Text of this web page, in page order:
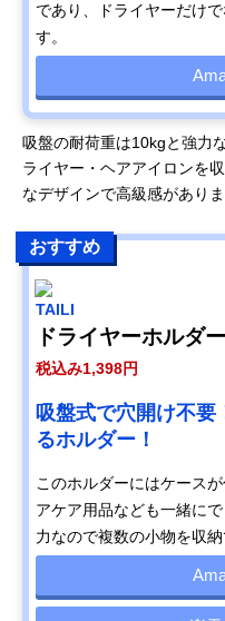
であり、ドライヤーだけ
す。
吸盤の耐荷重は10kgと強力
ライヤー・ヘアアイロンを
なデザインで高級感がありま
おすすめ
TAILI
ドライヤーホルダー
税込み1,398円
吸盤式で穴開け不要
るホルダー！
このホルダーにはケース
アケア用品なども一緒に
力なので複数の小物を収納